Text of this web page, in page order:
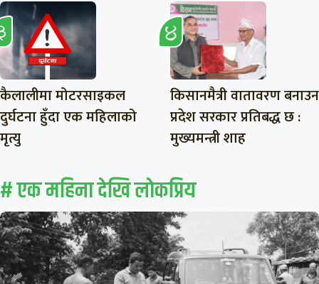
कैलालीमा मोटरसाइकल
दुर्घटना हुँदा एक महिलाको
मृत्यु
किसानमैत्री वातावरण बनाउन
प्रदेश सरकार प्रतिबद्ध छ :
मुख्यमन्त्री शाह
# एक महिना देखि लाेकप्रिय